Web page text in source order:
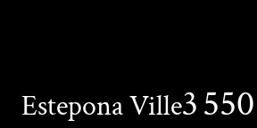
Estepona Ville3